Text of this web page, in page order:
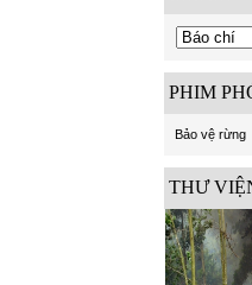
PHIM
Bảo vệ rừng
THƯ